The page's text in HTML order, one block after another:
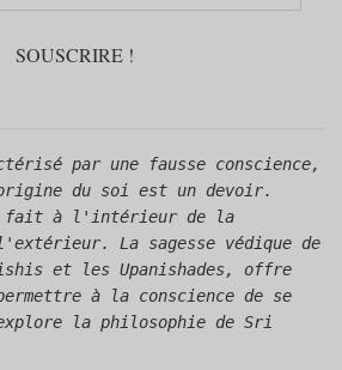
par une fausse conscience,
du soi est un devoir.
fait à l'intérieur de la
La sagesse védique de
et les Upanishades, offre
à la conscience de se
la philosophie de Sri